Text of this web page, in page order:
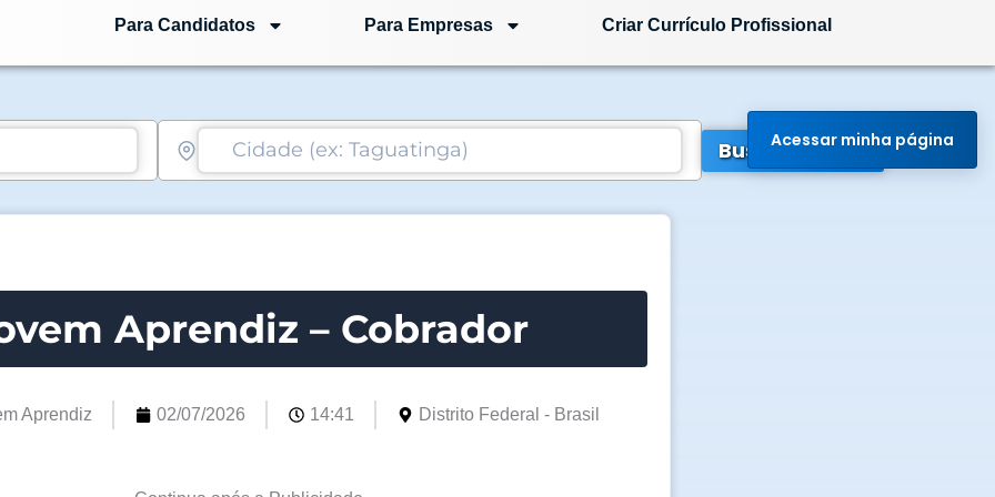
Para Candidatos Para Empresas Criar Currículo Profissional
Buscar Vagas
Aprendiz – Cobrador
Aprendiz 02/07/2026 14:41 Distrito Federal - Brasil
Acessar minha página